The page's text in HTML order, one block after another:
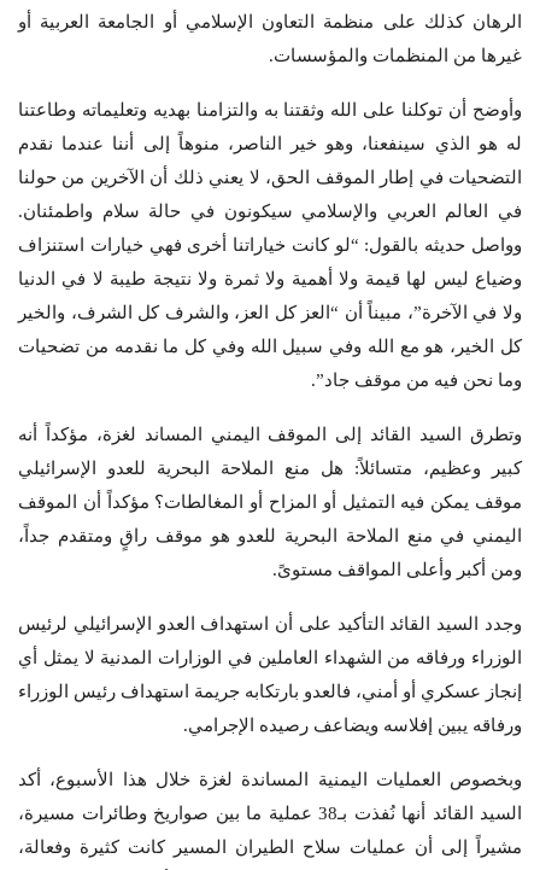
الرهان كذلك على منظمة التعاون الإسلامي أو الجامعة العربية أو
غيرها من المنظمات والمؤسسات.
وأوضح أن توكلنا على الله وثقتنا به والتزامنا بهديه وتعليماته وطاعتنا
له هو الذي سينفعنا، وهو خير الناصر، منوهاً إلى أننا عندما نقدم
التضحيات في إطار الموقف الحق، لا يعني ذلك أن الآخرين من حولنا
في العالم العربي والإسلامي سيكونون في حالة سلام واطمئنان.
وواصل حديثه بالقول: “لو كانت خياراتنا أخرى فهي خيارات استنزاف
وضياع ليس لها قيمة ولا أهمية ولا ثمرة ولا نتيجة طيبة لا في الدنيا
ولا في الآخرة”، مبيناً أن “العز كل العز، والشرف كل الشرف، والخير
كل الخير، هو مع الله وفي سبيل الله وفي كل ما نقدمه من تضحيات
وما نحن فيه من موقف جاد”.
وتطرق السيد القائد إلى الموقف اليمني المساند لغزة، مؤكداً أنه
كبير وعظيم، متسائلاً: هل منع الملاحة البحرية للعدو الإسرائيلي
موقف يمكن فيه التمثيل أو المزاح أو المغالطات؟ مؤكداً أن الموقف
اليمني في منع الملاحة البحرية للعدو هو موقف راقٍ ومتقدم جداً،
ومن أكبر وأعلى المواقف مستوىً.
وجدد السيد القائد التأكيد على أن استهداف العدو الإسرائيلي لرئيس
الوزراء ورفاقه من الشهداء العاملين في الوزارات المدنية لا يمثل أي
إنجاز عسكري أو أمني، فالعدو بارتكابه جريمة استهداف رئيس الوزراء
ورفاقه يبين إفلاسه ويضاعف رصيده الإجرامي.
وبخصوص العمليات اليمنية المساندة لغزة خلال هذا الأسبوع، أكد
السيد القائد أنها نُفذت بـ38 عملية ما بين صواريخ وطائرات مسيرة،
مشيراً إلى أن عمليات سلاح الطيران المسير كانت كثيرة وفعالة،